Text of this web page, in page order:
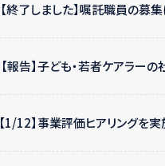
【終了しました】嘱託職員の募
【報告】子ども・若者ケアラー
【1/12】事業評価ヒアリングを